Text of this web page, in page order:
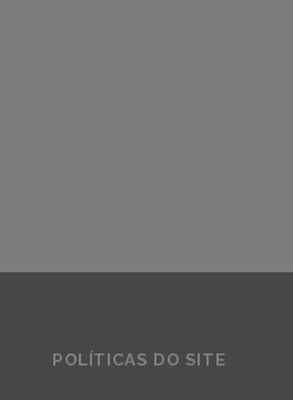
POLÍTICAS DO SITE